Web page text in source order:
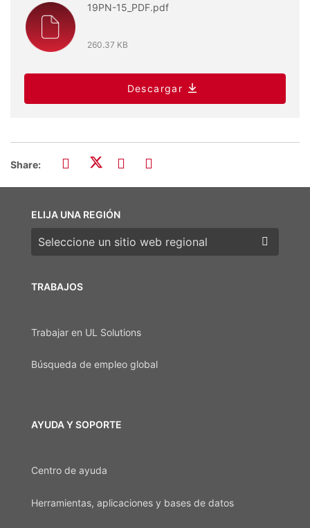
19PN-15_PDF.pdf
260.37 KB
Descargar
Share:
TRABAJOS
Trabajar en UL Solutions
Búsqueda de empleo global
AYUDA Y SOPORTE
Centro de ayuda
Herramientas, aplicaciones y bases de datos
ELIJA UNA REGIÓN
Elija una región